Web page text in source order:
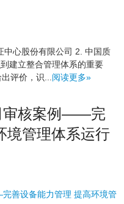
中心股份有限公司 2. 中国质
建立整合管理体系的重要
评价，识... 阅读更多»
审核案例——完
境管理体系运行